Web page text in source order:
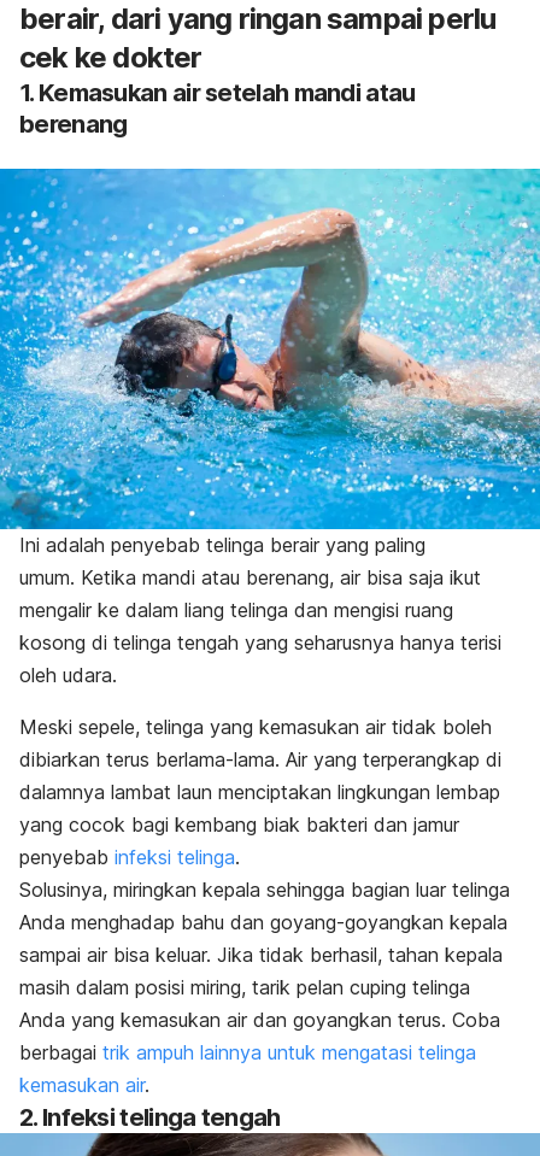
berair, dari yang ringan sampai perlu
cek ke dokter
1. Kemasukan air setelah mandi atau
berenang
Ini adalah penyebab telinga berair yang paling
umum. Ketika mandi atau berenang, air bisa saja ikut
mengalir ke dalam liang telinga dan mengisi ruang
kosong di telinga tengah yang seharusnya hanya terisi
oleh udara.
Meski sepele, telinga yang kemasukan air tidak boleh
dibiarkan terus berlama-lama. Air yang terperangkap di
dalamnya lambat laun menciptakan lingkungan lembap
yang cocok bagi kembang biak bakteri dan jamur
penyebab infeksi telinga.
Solusinya, miringkan kepala sehingga bagian luar telinga
Anda menghadap bahu dan goyang-goyangkan kepala
sampai air bisa keluar. Jika tidak berhasil, tahan kepala
masih dalam posisi miring, tarik pelan cuping telinga
Anda yang kemasukan air dan goyangkan terus. Coba
berbagai trik ampuh lainnya untuk mengatasi telinga
kemasukan air.
2. Infeksi telinga tengah